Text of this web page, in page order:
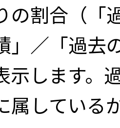
の割合（「
」／「過去
示します。
属している